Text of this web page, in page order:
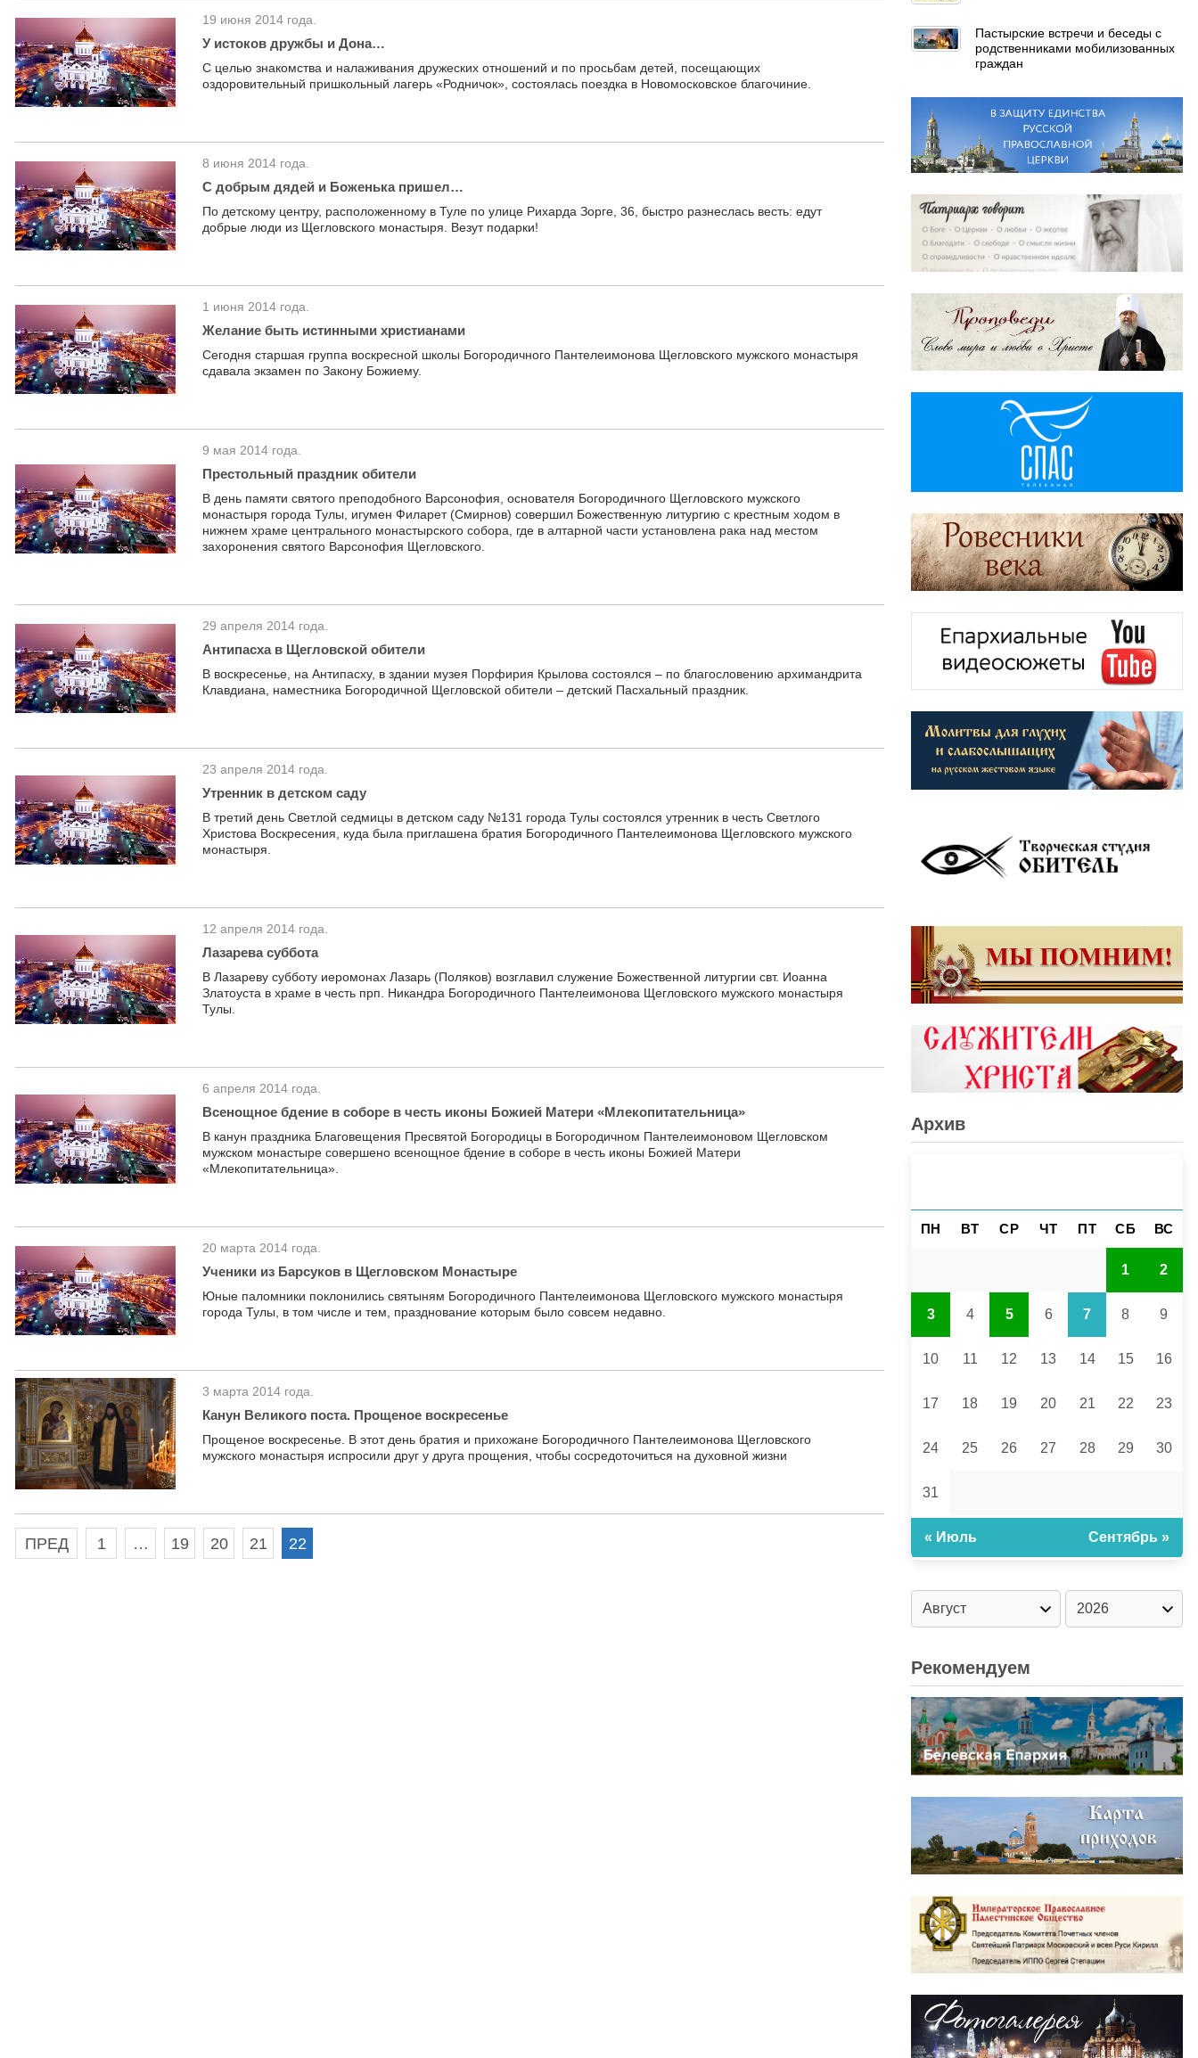
19 июня 2014 года.
У истоков дружбы и Дона…
С целью знакомства и налаживания дружеских отношений и по просьбам детей, посещающих
оздоровительный пришкольный лагерь «Родничок», состоялась поездка в Новомосковское благочиние.
8 июня 2014 года.
С добрым дядей и Боженька пришел…
По детскому центру, расположенному в Туле по улице Рихарда Зорге, 36, быстро разнеслась весть: едут
добрые люди из Щегловского монастыря. Везут подарки!
1 июня 2014 года.
Желание быть истинными христианами
Сегодня старшая группа воскресной школы Богородичного Пантелеимонова Щегловского мужского монастыря
сдавала экзамен по Закону Божиему.
9 мая 2014 года.
Престольный праздник обители
В день памяти святого преподобного Варсонофия, основателя Богородичного Щегловского мужского
монастыря города Тулы, игумен Филарет (Смирнов) совершил Божественную литургию с крестным ходом в
нижнем храме центрального монастырского собора, где в алтарной части установлена рака над местом
захоронения святого Варсонофия Щегловского.
29 апреля 2014 года.
Антипасха в Щегловской обители
В воскресенье, на Антипасху, в здании музея Порфирия Крылова состоялся – по благословению архимандрита
Клавдиана, наместника Богородичной Щегловской обители – детский Пасхальный праздник.
23 апреля 2014 года.
Утренник в детском саду
В третий день Светлой седмицы в детском саду №131 города Тулы состоялся утренник в честь Светлого
Христова Воскресения, куда была приглашена братия Богородичного Пантелеимонова Щегловского мужского
монастыря.
12 апреля 2014 года.
Лазарева суббота
В Лазареву субботу иеромонах Лазарь (Поляков) возглавил служение Божественной литургии свт. Иоанна
Златоуста в храме в честь прп. Никандра Богородичного Пантелеимонова Щегловского мужского монастыря
Тулы.
6 апреля 2014 года.
Всенощное бдение в соборе в честь иконы Божией Матери «Млекопитательница»
В канун праздника Благовещения Пресвятой Богородицы в Богородичном Пантелеимоновом Щегловском
мужском монастыре совершено всенощное бдение в соборе в честь иконы Божией Матери
«Млекопитательница».
20 марта 2014 года.
Ученики из Барсуков в Щегловском Монастыре
Юные паломники поклонились святыням Богородичного Пантелеимонова Щегловского мужского монастыря
города Тулы, в том числе и тем, празднование которым было совсем недавно.
3 марта 2014 года.
Канун Великого поста. Прощеное воскресенье
Прощеное воскресенье. В этот день братия и прихожане Богородичного Пантелеимонова Щегловского
мужского монастыря испросили друг у друга прощения, чтобы сосредоточиться на духовной жизни
ПРЕД 1 … 19 20 21 22
Пастырские встречи и беседы с
родственниками мобилизованных
граждан
Архив
ПН ВТ СР ЧТ ПТ СБ ВС
1 2
3 4 5 6 7 8 9
10 11 12 13 14 15 16
17 18 19 20 21 22 23
24 25 26 27 28 29 30
31
« Июль Сентябрь »
Рекомендуем